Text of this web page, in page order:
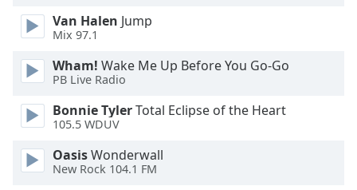
Text
Style
Family
Van Halen Jump
Mix 97.1
Wham! Wake Me Up Before You Go-Go
PB Live Radio
Bonnie TylerTotal Eclipse of the Heart
105.5 WDUV
OasisWonderwall
New Rock 104.1 FM